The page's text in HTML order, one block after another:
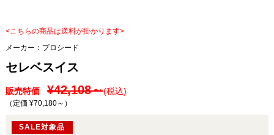
<こちらの商品は送料が掛かります>
メーカー： プロシード
セレベスイス
販売特価 ¥42,108～(税込)
（定価 ¥70,180～ ）
SALE対象品